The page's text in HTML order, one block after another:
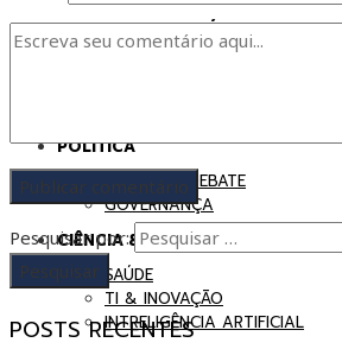
ECONOMIA & NEGÓCIOS
POLÍTICA
BRASIL EM DEBATE
GOVERNANÇA
CIÊNCIA & TECNOLOGIA
SAÚDE
TI & INOVAÇÃO
INTRELIGÊNCIA ARTIFICIAL
Pesquisar por:
POSTS RECENTES